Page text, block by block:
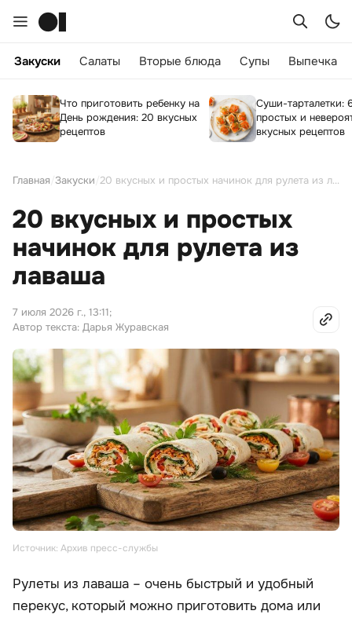
Закуски Салаты Вторые блюда Супы Выпечка
Что приготовить ребенку на
День рождения: 20 вкусных
рецептов
Суши-тарталетки:
простых и
вкусных рецептов
Главная Закуски 20 вкусных и простых начинок для рулета из лаваша
20 вкусных и простых
начинок для рулета из
лаваша
7 июля 2026 г., 13:11;
Автор текста: Дарья Журавская
Источник: Архив пресс-службы
Рулеты из лаваша – очень быстрый и удобный
перекус, который можно приготовить дома или